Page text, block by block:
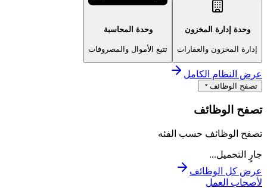
وحدة إدارة المخزون
إدارة المخزون والعقارات
وحدة المحاسبة
تتبع الأموال والمصروفات
عرض النظام الكامل
تصفح الوظائف
تصفح الوظائف
تصفح الوظائف حسب الفئه
جارٍ التحميل...
عرض كل الوظائف
لأصحاب العمل